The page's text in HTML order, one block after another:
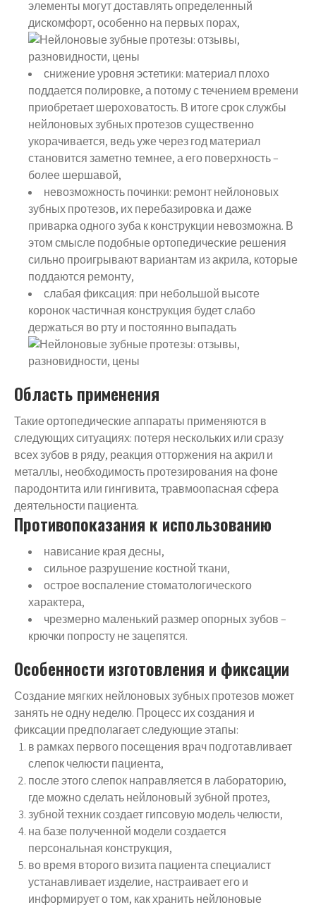
элементы могут доставлять определенный
дискомфорт, особенно на первых порах,
снижение уровня эстетики: материал плохо
поддается полировке, а потому с течением времени
приобретает шероховатость. В итоге срок службы
нейлоновых зубных протезов существенно
укорачивается, ведь уже через год материал
становится заметно темнее, а его поверхность –
более шершавой,
невозможность починки: ремонт нейлоновых
зубных протезов, их перебазировка и даже
приварка одного зуба к конструкции невозможна. В
этом смысле подобные ортопедические решения
сильно проигрывают вариантам из акрила, которые
поддаются ремонту,
слабая фиксация: при небольшой высоте
коронок частичная конструкция будет слабо
держаться во рту и постоянно выпадать
Область применения
Такие ортопедические аппараты применяются в
следующих ситуациях: потеря нескольких или сразу
всех зубов в ряду, реакция отторжения на акрил и
металлы, необходимость протезирования на фоне
пародонтита или гингивита, травмоопасная сфера
деятельности пациента.
Противопоказания к использованию
нависание края десны,
сильное разрушение костной ткани,
острое воспаление стоматологического
характера,
чрезмерно маленький размер опорных зубов –
крючки попросту не зацепятся.
Особенности изготовления и фиксации
Создание мягких нейлоновых зубных протезов может
занять не одну неделю. Процесс их создания и
фиксации предполагает следующие этапы:
в рамках первого посещения врач подготавливает
слепок челюсти пациента,
после этого слепок направляется в лабораторию,
где можно сделать нейлоновый зубной протез,
зубной техник создает гипсовую модель челюсти,
на базе полученной модели создается
персональная конструкция,
во время второго визита пациента специалист
устанавливает изделие, настраивает его и
информирует о том, как хранить нейлоновые